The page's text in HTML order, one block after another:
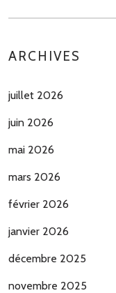
ARCHIVES
juillet 2026
juin 2026
mai 2026
mars 2026
février 2026
janvier 2026
décembre 2025
novembre 2025